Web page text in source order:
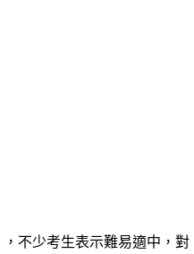
不少考生表示難易適中，